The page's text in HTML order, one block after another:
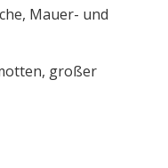
Mauer- und
großer